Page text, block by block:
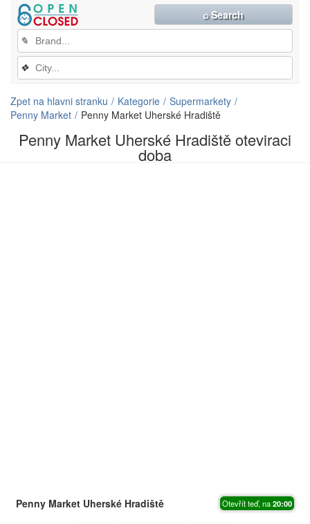
Penny Market Uherské Hradiště oteviraci
doba
✎
❖
⌕ Search
Zpet na hlavni stranku Kategorie
Supermarkety
Penny Market
Penny Market Uherské Hradiště
Penny Market Uherské Hradiště Otevřít teď, na20:00